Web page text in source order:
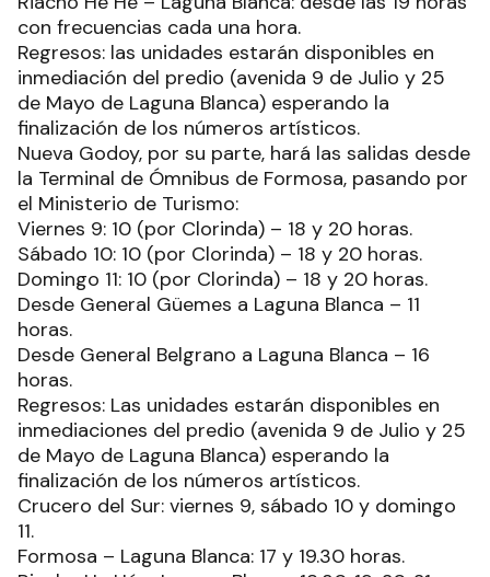
con frecuencias cada una hora.
Regresos: las unidades estarán disponibles en
inmediación del predio (avenida 9 de Julio y 25
de Mayo de Laguna Blanca) esperando la
finalización de los números artísticos.
Nueva Godoy, por su parte, hará las salidas desde
la Terminal de Ómnibus de Formosa, pasando por
el Ministerio de Turismo:
Viernes 9: 10 (por Clorinda) – 18 y 20 horas.
Sábado 10: 10 (por Clorinda) – 18 y 20 horas.
Domingo 11: 10 (por Clorinda) – 18 y 20 horas.
Desde General Güemes a Laguna Blanca – 11
horas.
Desde General Belgrano a Laguna Blanca – 16
horas.
Regresos: Las unidades estarán disponibles en
inmediaciones del predio (avenida 9 de Julio y 25
de Mayo de Laguna Blanca) esperando la
finalización de los números artísticos.
Crucero del Sur: viernes 9, sábado 10 y domingo
11.
Formosa – Laguna Blanca: 17 y 19.30 horas.